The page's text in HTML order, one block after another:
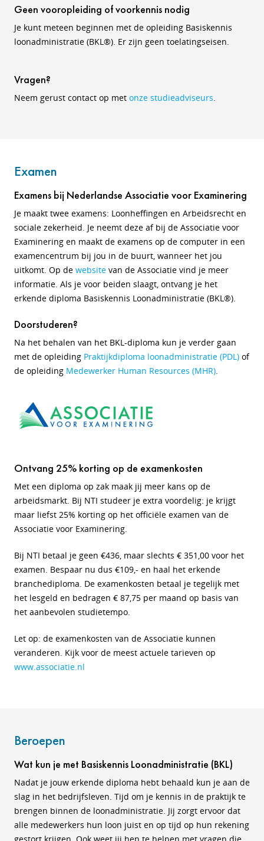
Geen vooropleiding of voorkennis nodig
Je kunt meteen beginnen met de opleiding Basiskennis
loonadministratie (BKL®). Er zijn geen toelatingseisen.
Vragen?
Neem gerust contact op met onze studieadviseurs.
Examen
Examens bij Nederlandse Associatie voor Examinering
Je maakt twee examens: Loonheffingen en Arbeidsrecht en
sociale zekerheid. Je neemt deze af bij de Associatie voor
Examinering en maakt de examens op de computer in een
examencentrum bij jou in de buurt, wanneer het jou
uitkomt. Op de website van de Associatie vind je meer
informatie. Als je voor beiden slaagt, ontvang je het
erkende diploma Basiskennis Loonadministratie (BKL®).
Doorstuderen?
Na het behalen van het BKL-diploma kun je verder gaan
met de opleiding Praktijkdiploma loonadministratie (PDL) of
de opleiding Medewerker Human Resources (MHR).
Ontvang 25% korting op de examenkosten
Met een diploma op zak maak jij meer kans op de
arbeidsmarkt. Bij NTI studeer je extra voordelig: je krijgt
maar liefst 25% korting op het officiële examen van de
Associatie voor Examinering.
Bij NTI betaal je geen €436, maar slechts € 351,00 voor het
examen. Bespaar nu dus €109,- en haal het erkende
branchediploma. De examenkosten betaal je tegelijk met
het lesgeld en bedragen € 87,75 per maand op basis van
het aanbevolen studietempo.
Let op: de examenkosten van de Associatie kunnen
veranderen. Kijk voor de meest actuele tarieven op
www.associatie.nl
Beroepen
Wat kun je met Basiskennis Loonadministratie (BKL)
Nadat je jouw erkende diploma hebt behaald kun je aan de
slag in het bedrijfsleven. Tijd om je kennis in de praktijk te
brengen binnen de loonadministratie. Jij zorgt ervoor dat
alle medewerkers hun loon juist en op tijd op hun rekening